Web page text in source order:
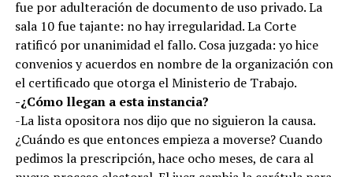
fue por adulteración de documento de uso privado. La
sala 10 fue tajante: no hay irregularidad. La Corte
ratificó por unanimidad el fallo. Cosa juzgada: yo hice
convenios y acuerdos en nombre de la organización con
el certificado que otorga el Ministerio de Trabajo.
-¿Cómo llegan a esta instancia?
-La lista opositora nos dijo que no siguieron la causa.
¿Cuándo es que entonces empieza a moverse? Cuando
pedimos la prescripción, hace ocho meses, de cara al